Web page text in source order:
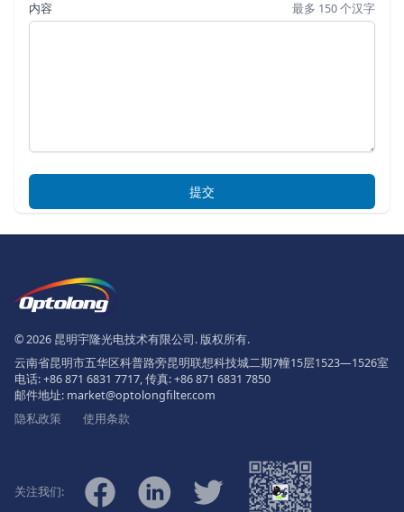
内容 最多 150 个汉字
提交
The Logo of Optolong Optics Co.,
© 2026 昆明宇隆光电技术有限公司. 版权所有.
云南省昆明市五华区科普路旁昆明联想科技城二期7幢15层1523—1526室
电话:+86 871 6831 7717, 传真:+86 871 6831 7850
邮件地址: market@optolongfilter.com
隐私政策
使用条款
关注我们: FacebookLinkedin Twitter
微信